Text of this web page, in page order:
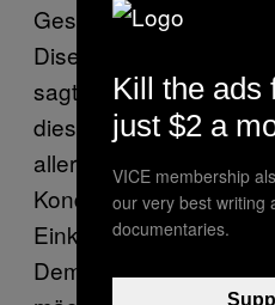
Disease Control and
sagte Staras. „Die
dieser Studie
allerdings vergleichbar
Kondomverteilung, und
Einkünfte, anstatt Geld
Dementsprechend
Kill the ads
just $2 a
VICE membership
our very best writing
documentaries.